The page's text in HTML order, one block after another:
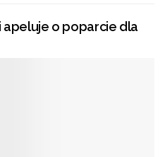
apeluje o poparcie dla